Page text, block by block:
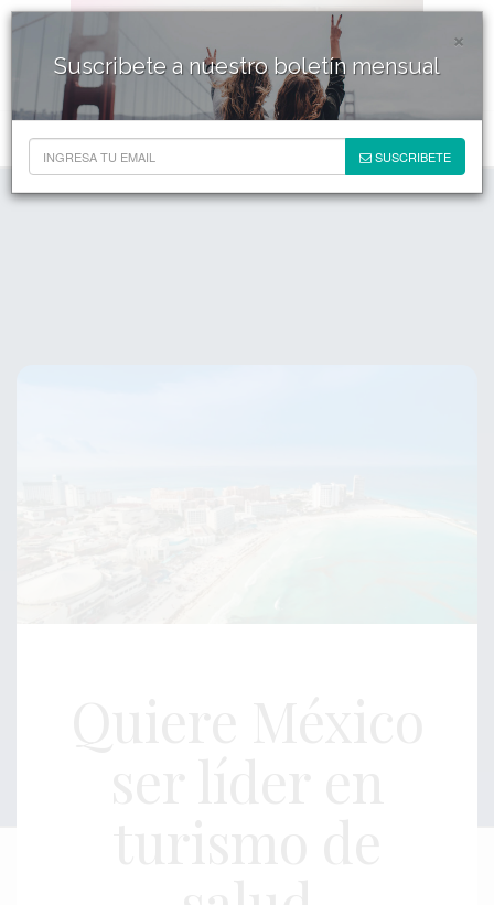
×
Suscribete a nuestro boletín mensual
SUSCRIBETE